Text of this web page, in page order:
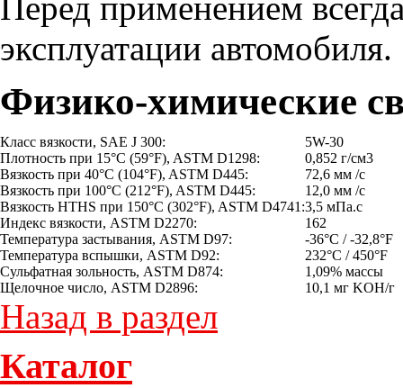
эксплуатации автомобиля.
Физико-химические
Класс вязкости, SAE J 300:
5W-30
Плотность при 15°C (59°F), ASTM D1298:
0,852 г/см3
Вязкость при 40°C (104°F), ASTM D445:
72,6 мм /с
Вязкость при 100°C (212°F), ASTM D445:
12,0 мм /с
Вязкость HTHS при 150°C (302°F), ASTM D4741:3,5 мПа.с
Индекс вязкости, ASTM D2270:
162
Температура застывания, ASTM D97:
-36°C / -32,8°F
Температура вспышки, ASTM D92:
232°C / 450°F
Сульфатная зольность, ASTM D874:
1,09% массы
Щелочное число, ASTM D2896:
10,1 мг KOH/г
Назад в раздел
Каталог